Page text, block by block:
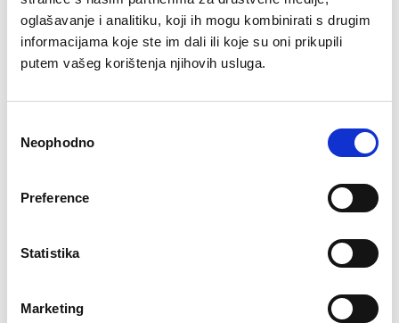
oglašavanje i analitiku, koji ih mogu kombinirati s drugim
informacijama koje ste im dali ili koje su oni prikupili
putem vašeg korištenja njihovih usluga.
Selection
Neophodno
Preference
Statistika
Marketing
savremenih potrošača, a naši brendovi garantuju
prepoznatljiv kvalitet.
Prednosti za multibrend poslovnice:
• Dopuna asortimana prema prodaji